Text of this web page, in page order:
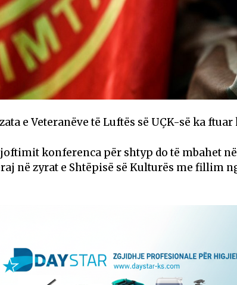
e Veteranëve të Luftës së UÇK-së ka
konferenca për shtyp do të mbahet
në zyrat e Shtëpisë së Kulturës me fillim